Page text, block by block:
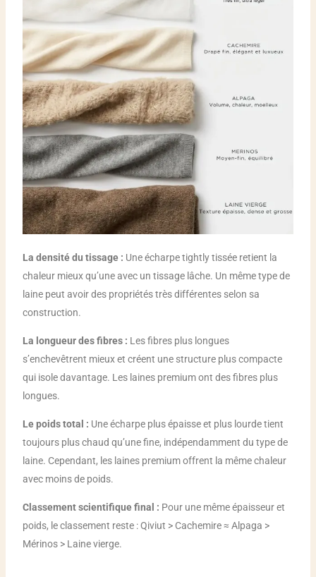
La densité du tissage : Une écharpe tightly tissée retient la
chaleur mieux qu’une avec un tissage lâche. Un même type de
laine peut avoir des propriétés très différentes selon sa
construction.
La longueur des fibres : Les fibres plus longues
s’enchevêtrent mieux et créent une structure plus compacte
qui isole davantage. Les laines premium ont des fibres plus
longues.
Le poids total : Une écharpe plus épaisse et plus lourde tient
toujours plus chaud qu’une fine, indépendamment du type de
laine. Cependant, les laines premium offrent la même chaleur
avec moins de poids.
Classement scientifique final : Pour une même épaisseur et
poids, le classement reste : Qiviut > Cachemire ≈ Alpaga >
Mérinos > Laine vierge.